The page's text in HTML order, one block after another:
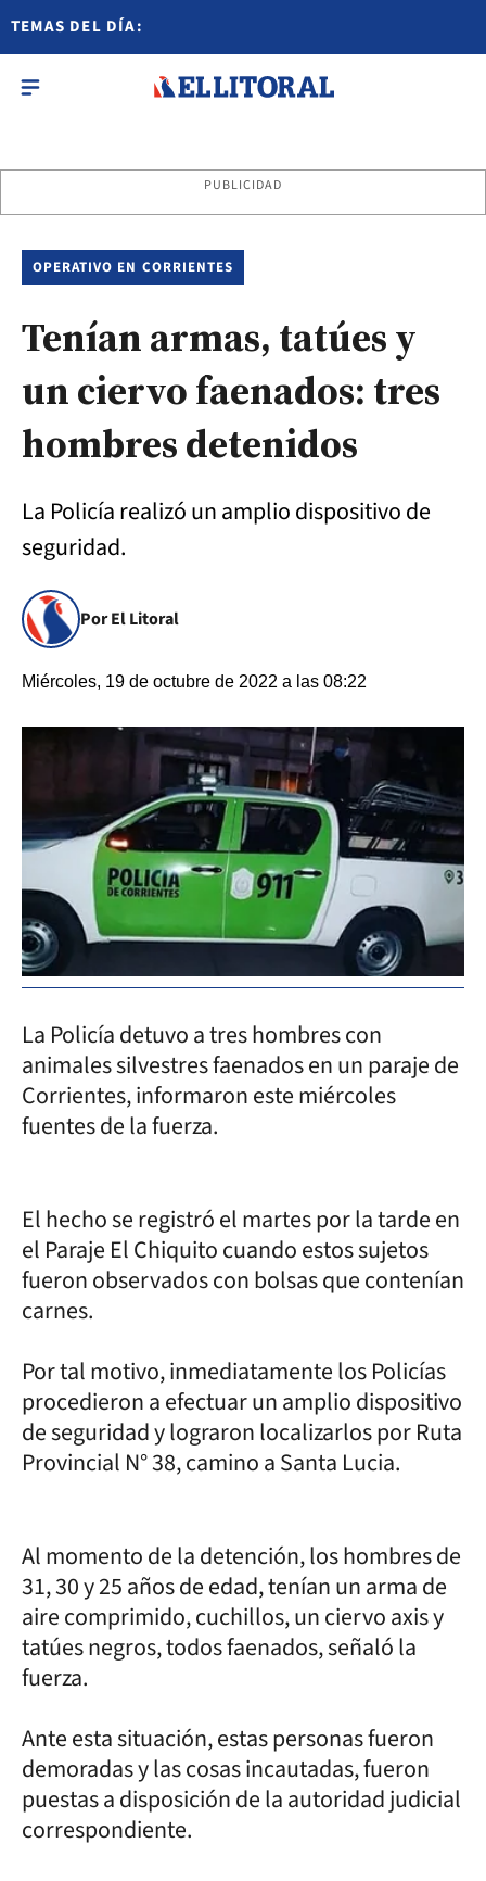
TEMAS DEL DÍA:
PUBLICIDAD
OPERATIVO EN CORRIENTES
Tenían armas, tatúes y
un ciervo faenados: tres
hombres detenidos
La Policía realizó un amplio dispositivo de
seguridad.
Por El Litoral
Miércoles, 19 de octubre de 2022 a las 08:22
La Policía detuvo a tres hombres con
animales silvestres faenados en un paraje de
Corrientes, informaron este miércoles
fuentes de la fuerza.
El hecho se registró el martes por la tarde en
el Paraje El Chiquito cuando estos sujetos
fueron observados con bolsas que contenían
carnes.
Por tal motivo, inmediatamente los Policías
procedieron a efectuar un amplio dispositivo
de seguridad y lograron localizarlos por Ruta
Provincial N° 38, camino a Santa Lucia.
Al momento de la detención, los hombres de
31, 30 y 25 años de edad, tenían un arma de
aire comprimido, cuchillos, un ciervo axis y
tatúes negros, todos faenados, señaló la
fuerza.
Ante esta situación, estas personas fueron
demoradas y las cosas incautadas, fueron
puestas a disposición de la autoridad judicial
correspondiente.